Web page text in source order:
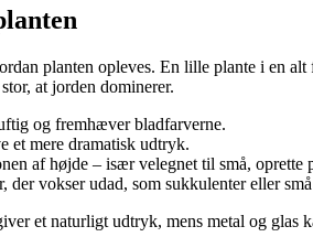
planten opleves. En lille plante i en
at jorden dominerer.
og fremhæver bladfarverne.
et mere dramatisk udtryk.
af højde – især velegnet til små, oprette
der vokser udad, som sukkulenter eller
et naturligt udtryk, mens metal og glas